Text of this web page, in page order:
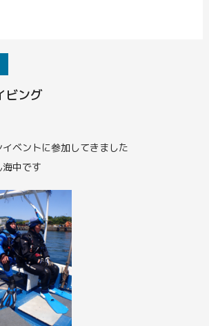
ビング
ベントに参加してきました
中です